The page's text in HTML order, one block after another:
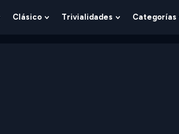
Show
Clásico
Show
Trivialidades
Show
Categorías